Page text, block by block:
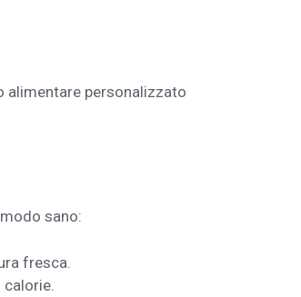
alimentare personalizzato
sano:
fresca.